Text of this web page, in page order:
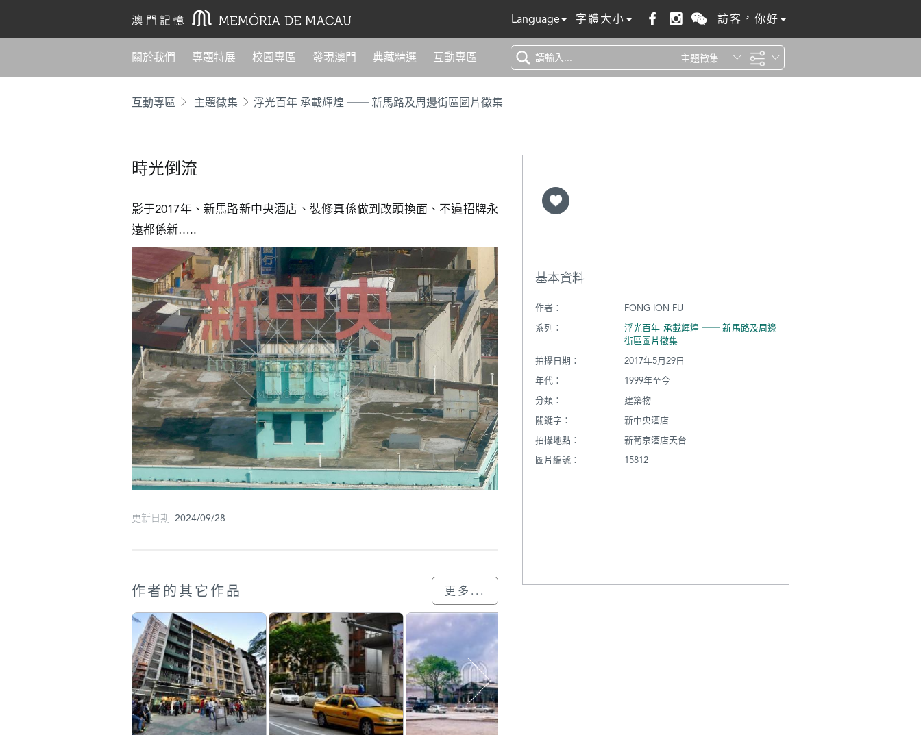
Language 字體大小 訪客，你好
關於我們 專題特展 校園專區 發現澳門 典藏精選 互動專區 主題徵集
互動專區 主題徵集 浮光百年 承載輝煌 ── 新馬路及周邊街區圖片徵集
時光倒流
影于2017年、新馬路新中央酒店、裝修真係做到改頭換面、不過招牌永
遠都係新…..
更新日期 2024/09/28
作者的其它作品 更多...
基本資料
作者：
FONG ION FU
系列：
浮光百年 承載輝煌 ── 新馬路及周邊
街區圖片徵集
拍攝日期：
2017年5月29日
年代：
1999年至今
分類：
建築物
關鍵字：
新中央酒店
拍攝地點：
新葡京酒店天台
圖片編號：
15812